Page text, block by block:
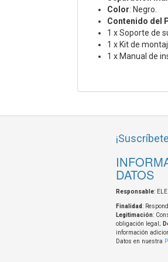
Color: Negro.
Contenido del
1 x Soporte de
1 x Kit de
1 x Manual de
DATOS
Responsable:
Finalidad:
Legitimación:
obligación legal;
información
Datos en nuestra